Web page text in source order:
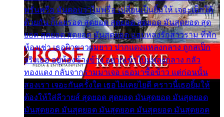
พรั่นพรือ มันตอบว่าไม่พรื่อ เปลี่ยนเป็นยิ้มให้ เจอะเด็กใต้
ด้วยกัน ก็เลยรอด สุดยอด สุดยอด สุดยอด มันสุดยอด สุด
ยอด สุดยอด สุดยอด มันสุดยอด แอบหลงรักสาวราม ที่พัก
ห้องเช่า เธอผิวขาวผมยาว ปากแดงแหลงกลาง ถูกสเป็ก
จริงเธอ อยู่ห้องข้างข้าง อยากเข้าไปแหลงกลาง กลัว
ทองแดง กลับจากรามมาเจอ เธอมาซื้อข้าว แต่ก่อนนั้น
สองเรา เจอะกันครั้งใด เธอไม่เคยไยดี คราวนี้เธอยิ้มให้
ต้องให้ใส่ลีวายส์ สุดยอด สุดยอด มันสุดยอด มันสุดยอด
มันสุดยอด มันสุดยอด มันสุดยอด มันสุดยอด มันสุดยอด